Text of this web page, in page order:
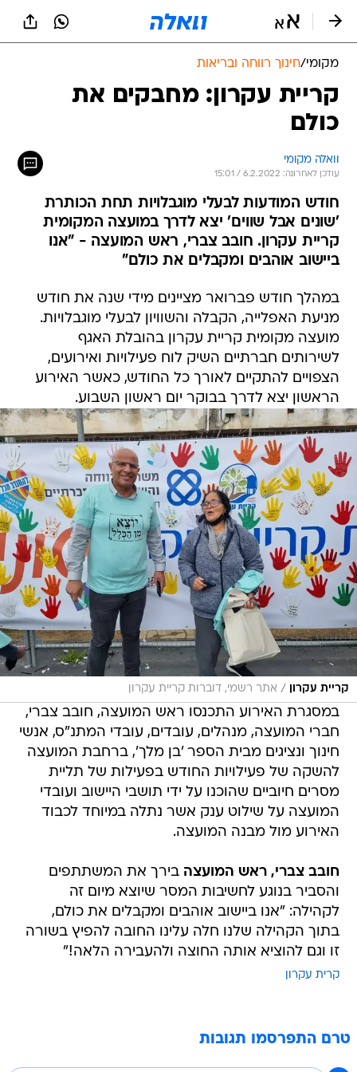
מקומי/חינוך רווחה ובריאות
קריית עקרון: מחבקים את
כולם
וואלה מקומי
עודכן לאחרונה: 6.2.2022 / 15:01
חודש המודעות לבעלי מוגבלויות תחת הכותרת
'שונים אבל שווים' יצא לדרך במועצה המקומית
קריית עקרון. חובב צברי, ראש המועצה - "אנו
ביישוב אוהבים ומקבלים את כולם"
במהלך חודש פברואר מציינים מידי שנה את חודש
מניעת האפלייה, הקבלה והשוויון לבעלי מוגבלויות.
מועצה מקומית קריית עקרון בהובלת האגף
לשירותים חברתיים השיק לוח פעילויות ואירועים,
הצפויים להתקיים לאורך כל החודש, כאשר האירוע
הראשון יצא לדרך בבוקר יום ראשון השבוע.
קריית עקרון / אתר רשמי, דוברות קריית עקרון
במסגרת האירוע התכנסו ראש המועצה, חובב צברי,
חברי המועצה, מנהלים, עובדים, עובדי המתנ"ס, אנשי
חינוך ונציגים מבית הספר 'בן מלך', ברחבת המועצה
להשקה של פעילויות החודש בפעילות של תליית
מסרים חיוביים שהוכנו על ידי תושבי היישוב ועובדי
המועצה על שילוט ענק אשר נתלה במיוחד לכבוד
האירוע מול מבנה המועצה.
חובב צברי, ראש המועצה בירך את המשתתפים
והסביר בנוגע לחשיבות המסר שיוצא מיום זה
לקהילה: "אנו ביישוב אוהבים ומקבלים את כולם,
בתוך הקהילה שלנו חלה עלינו החובה להפיץ בשורה
זו וגם להוציא אותה החוצה ולהעבירה הלאה!"
קרית עקרון
טרם התפרסמו תגובות